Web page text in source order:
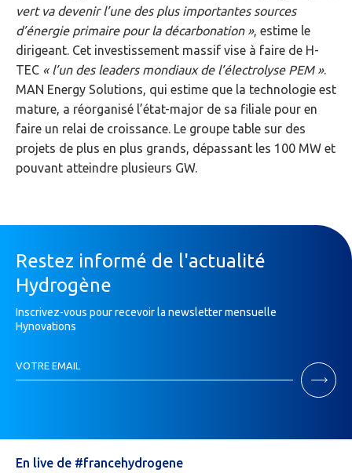
vert va devenir l’une des plus importantes sources
d’énergie primaire pour la décarbonation », estime le
dirigeant. Cet investissement massif vise à faire de H-
TEC « l’un des leaders mondiaux de l’électrolyse PEM ».
MAN Energy Solutions, qui estime que la technologie est
mature, a réorganisé l’état-major de sa filiale pour en
faire un relai de croissance. Le groupe table sur des
projets de plus en plus grands, dépassant les 100 MW et
pouvant atteindre plusieurs GW.
Restez informé de l'actualité
Hydrogène
Inscrivez-vous pour recevoir la newsletter mensuelle
Hynovations
Newsletter
VOTRE EMAIL
Si
un
humain,
En live de #francehydrogene